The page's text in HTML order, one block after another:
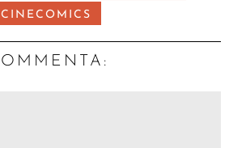
CINECOMICS
OMMENTA: